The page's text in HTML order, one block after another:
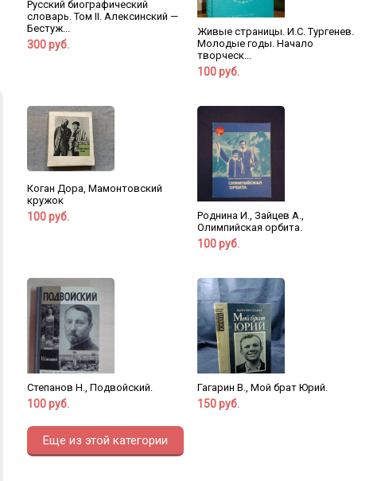
Русский биографический
словарь. Том II. Алексинский —
Бестуж...
300 руб.
Живые страницы. И.С. Тургенев.
Молодые годы. Начало
творческ...
100 руб.
Коган Дора, Мамонтовский
кружок
100 руб.
Роднина И., Зайцев А.,
Олимпийская орбита.
100 руб.
Степанов Н., Подвойский.
100 руб.
Гагарин В., Мой брат Юрий.
150 руб.
Еще из этой категории